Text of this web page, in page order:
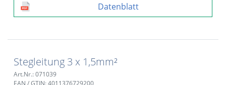
Datenblatt
Stegleitung 3 x 1,5mm²
Art.Nr.: 071039
EAN / GTIN: 4011376729200